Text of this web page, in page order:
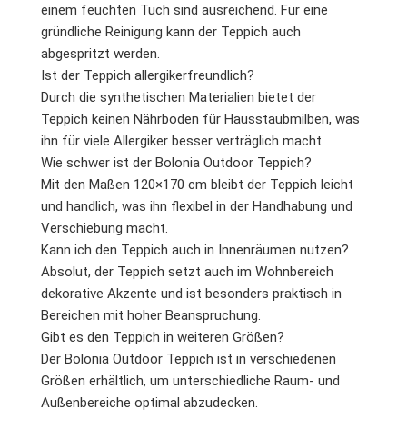
einem feuchten Tuch sind ausreichend. Für eine
gründliche Reinigung kann der Teppich auch
abgespritzt werden.
Ist der Teppich allergikerfreundlich?
Durch die synthetischen Materialien bietet der
Teppich keinen Nährboden für Hausstaubmilben, was
ihn für viele Allergiker besser verträglich macht.
Wie schwer ist der Bolonia Outdoor Teppich?
Mit den Maßen 120×170 cm bleibt der Teppich leicht
und handlich, was ihn flexibel in der Handhabung und
Verschiebung macht.
Kann ich den Teppich auch in Innenräumen nutzen?
Absolut, der Teppich setzt auch im Wohnbereich
dekorative Akzente und ist besonders praktisch in
Bereichen mit hoher Beanspruchung.
Gibt es den Teppich in weiteren Größen?
Der Bolonia Outdoor Teppich ist in verschiedenen
Größen erhältlich, um unterschiedliche Raum- und
Außenbereiche optimal abzudecken.